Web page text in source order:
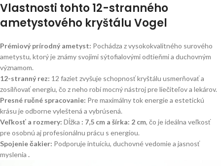
Vlastnosti tohto 12-stranného
ametystového kryštálu Vogel
Prémiový prírodný ametyst: Pochádza z vysokokvalitného surového
ametystu, ktorý je známy svojimi sýtofialovými odtieňmi a duchovným
významom.
12-stranný rez: 12 faziet zvyšuje schopnosť kryštálu usmerňovať a
zosilňovať energiu, čo z neho robí mocný nástroj pre liečiteľov a lekárov.
Presné ručné spracovanie: Pre maximálny tok energie a estetickú
krásu je odborne vyleštená a vybrúsená.
Veľkosť a rozmery: Dĺžka : 7,5 cm a šírka: 2 cm, čo je ideálna veľkosť
pre osobnú aj profesionálnu prácu s energiou.
Spojenie čakier: Podporuje intuíciu, duchovné vedomie a jasnosť
myslenia .